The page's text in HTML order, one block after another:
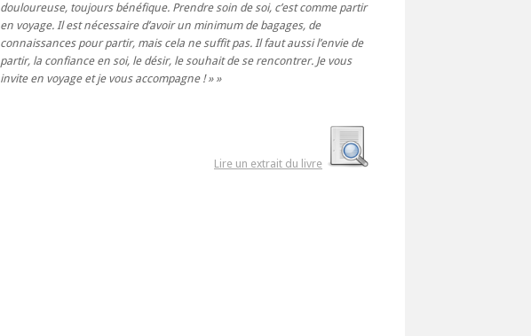
douloureuse, toujours bénéfique. Prendre soin de soi, c’est comme partir
en voyage. Il est nécessaire d’avoir un minimum de bagages, de
connaissances pour partir, mais cela ne suffit pas. Il faut aussi l’envie de
partir, la confiance en soi, le désir, le souhait de se rencontrer. Je vous
invite en voyage et je vous accompagne ! »
Lire un extrait du livre